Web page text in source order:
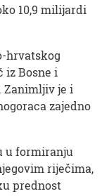
10,9 milijardi
hrvatskog
iz Bosne i
Zanimljiv je i
zajedno
u formiranju
riječima,
prednost